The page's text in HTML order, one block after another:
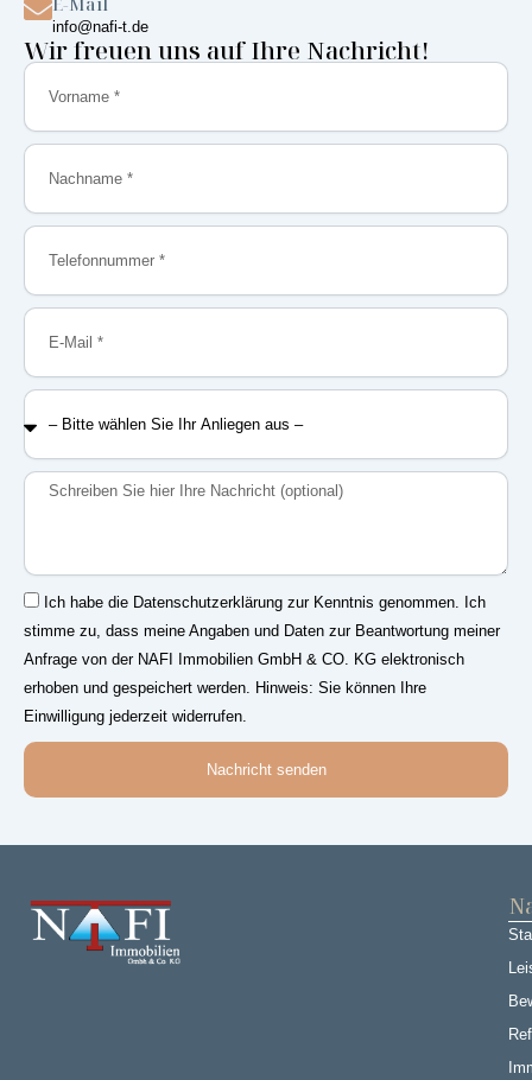
info@nafi-t.de
Wir freuen uns auf Ihre Nachricht!
Vorname
Nachname
Telefonnummer
E-
Mail
–
Bitte
Sie
Ihr
Nachricht
Einwilligung
Ich habe die Datenschutzerklärung zur Kenntnis genommen. Ich
stimme zu, dass meine Angaben und Daten zur Beantwortung meiner
Anfrage von der NAFI Immobilien GmbH & CO. KG elektronisch
erhoben und gespeichert werden. Hinweis: Sie können Ihre
Einwilligung jederzeit widerrufen.
Nachricht senden